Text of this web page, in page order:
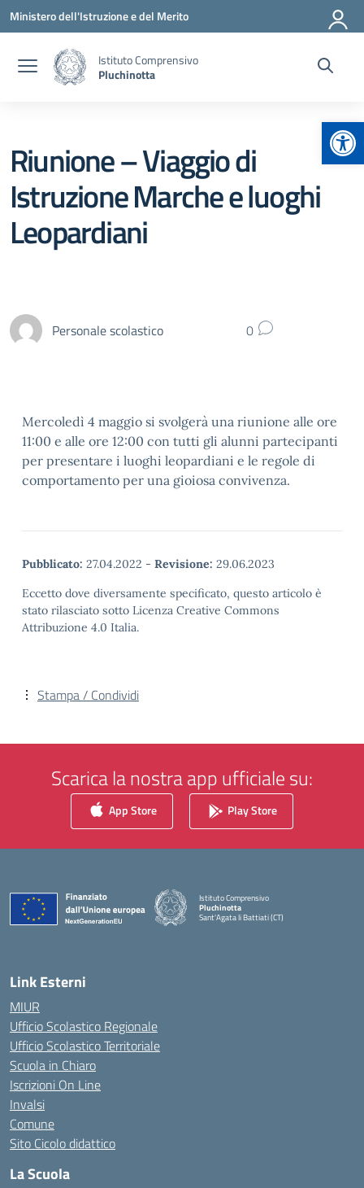
Vai ai contenuti
Vai al menu di navigazione
Vai al footer
Ministero dell'Istruzione e del Merito
Istituto Comprensivo
Pluchinotta
Riunione – Viaggio di
Istruzione Marche e luoghi
Leopardiani
Personale scolastico 0
Mercoledì 4 maggio si svolgerà una riunione alle ore
11:00 e alle ore 12:00 con tutti gli alunni partecipanti
per presentare i luoghi leopardiani e le regole di
comportamento per una gioiosa convivenza.
Pubblicato: 27.04.2022 - Revisione: 29.06.2023
Eccetto dove diversamente specificato, questo articolo è
stato rilasciato sotto Licenza Creative Commons
Attribuzione 4.0 Italia.
Stampa / Condividi
Scarica la nostra app ufficiale su:
App Store Play Store
Istituto Comprensivo
Pluchinotta
Sant'Agata li Battiati (CT)
— Visita la pagina iniziale della scuola
Link Esterni
MIUR
Ufficio Scolastico Regionale
Ufficio Scolastico Territoriale
Scuola in Chiaro
Iscrizioni On Line
Invalsi
Comune
Sito Cicolo didattico
La Scuola